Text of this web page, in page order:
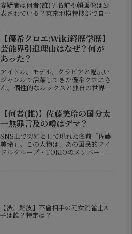
容疑者は何者(誰)？名前や顔画像は公
表されている？東京地検特捜部で自民
私的な交際をしていたと報じられ、大
きな反響を呼んでいます。さらに、
取...
【優希クロエ:Wiki経歴学歴】
芸能界引退理由はなぜ？何が
あった？
アイドル、モデル、グラビアと幅広い
ジャンルで活躍してきた優希クロエさ
ん。個性的なルックスと独自の世界観
ファンの間に衝撃が走りました。この
記事では、彼女のこれまでの芸能活...
【何者(誰)】佐藤美玲の国分太
一無罪言及の噂はデマ？
SNS上で突如として現れた名前「佐藤
美玲」。この人物は、あの国民的アイ
ドルグループ・TOKIOのメンバーで
【渋川難波】不倫相手の元女流雀士A
子は誰？特定は？